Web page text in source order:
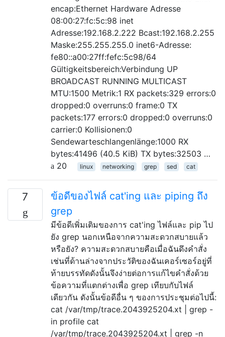
encap:Ethernet Hardware Adresse
08:00:27:fc:5c:98 inet
Adresse:192.168.2.222 Bcast:192.168.2.255
Maske:255.255.255.0 inet6-Adresse:
fe80::a00:27ff:fefc:5c98/64
Gültigkeitsbereich:Verbindung UP
BROADCAST RUNNING MULTICAST
MTU:1500 Metrik:1 RX packets:329 errors:0
dropped:0 overruns:0 frame:0 TX
packets:177 errors:0 dropped:0 overruns:0
carrier:0 Kollisionen:0
Sendewarteschlangenlänge:1000 RX
bytes:41496 (40.5 KiB) TX bytes:32503 …
20
linux networking grep sed cat
7
ข้อดีของไฟล์ cat'ing และ piping ถึง
grep
มีข้อดีเพิ่มเติมของการ cat'ing ไฟล์และ pip ​​ไป
ยัง grep นอกเหนือจากความสะดวกสบายแล้ว
หรือยัง? ความสะดวกสบายคือเมื่อฉันดึงคำสั่ง
เช่นที่ด้านล่างจากประวัติของฉันเคอร์เซอร์อยู่ที่
ท้ายบรรทัดดังนั้นจึงง่ายต่อการแก้ไขคำสั่งด้วย
ข้อความที่แตกต่างเพื่อ grep เทียบกับไฟล์
เดียวกัน ดังนั้นข้อดีอื่น ๆ ของการประชุมต่อไปนี้:
cat /var/tmp/trace.2043925204.xt | grep -
in profile cat
/var/tmp/trace.2043925204.xt | grep -n